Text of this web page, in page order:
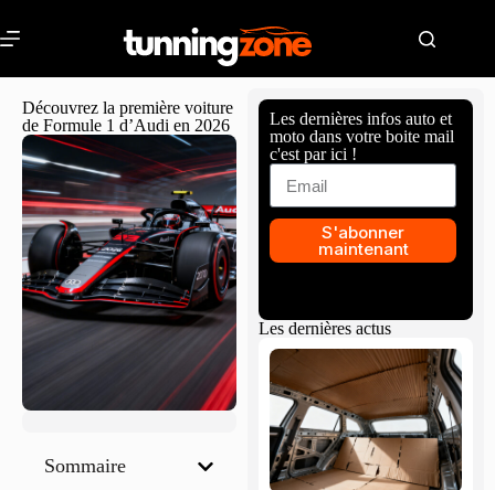
Découvrez la première voiture
de Formule 1 d’Audi en 2026
Sommaire
Les dernières infos auto et
moto dans votre boite mail
c'est par ici !
S'abonner
maintenant
Les dernières actus